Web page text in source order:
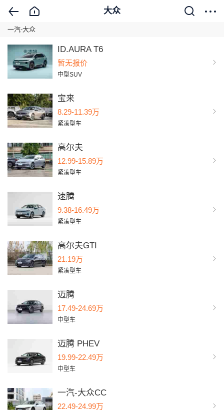
大众
一汽-大众
ID.AURA T6
暂无报价
中型SUV
宝来
8.29-11.39万
紧凑型车
高尔夫
12.99-15.89万
紧凑型车
速腾
9.38-16.49万
紧凑型车
高尔夫GTI
21.19万
紧凑型车
迈腾
17.49-24.69万
中型车
迈腾 PHEV
19.99-22.49万
中型车
一汽-大众CC
22.49-24.99万